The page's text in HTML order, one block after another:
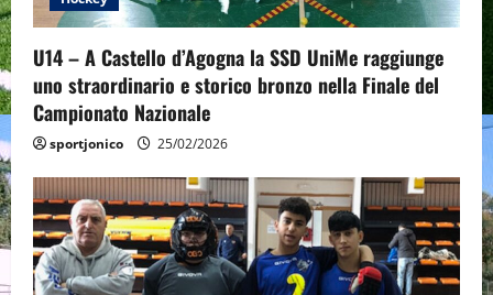
o
n
U14 – A Castello d’Agogna la SSD UniMe raggiunge
uno straordinario e storico bronzo nella Finale del
Campionato Nazionale
sportjonico 25/02/2026